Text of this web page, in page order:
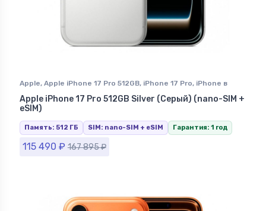
Apple, Apple iPhone 17 Pro 512GB, iPhone 17 Pro, iPhone в
Ставрополе
Apple iPhone 17 Pro 512GB Silver (Серый) (nano-SIM +
eSIM)
Память: 512 ГБ SIM: nano-SIM + eSIM Гарантия: 1 год
115 490 ₽ 167 895₽